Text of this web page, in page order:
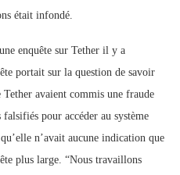
était infondé.
enquête sur Tether il y a
portait sur la question de savoir
avaient commis une fraude
pour accéder au système
n’avait aucune indication que
plus large. “Nous travaillons